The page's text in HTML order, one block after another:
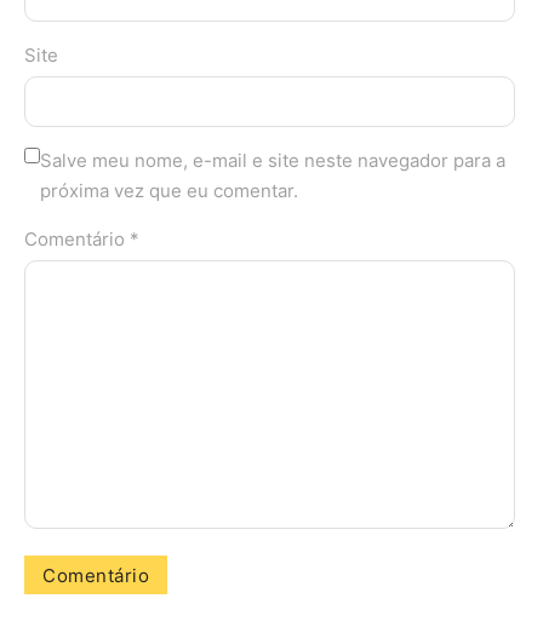
Site
Salve meu nome, e-mail e site neste navegador para a
próxima vez que eu comentar.
Comentário *